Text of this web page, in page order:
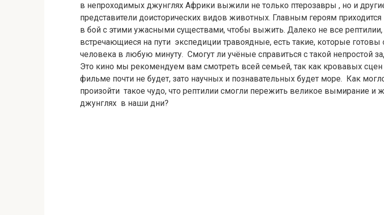
в непроходимых джунглях Африки выжили не только птерозавры , но и
представители доисторических видов животных. Главным героям приходится
в бой с этими ужасными существами, чтобы выжить. Далеко не все рептилии,
встречающиеся на пути экспедиции травоядные, есть такие, которые готовы
человека в любую минуту. Смогут ли учёные справиться с такой непростой
Это кино мы рекомендуем вам смотреть всей семьей, так как кровавых
фильме почти не будет, зато научных и познавательных будет море. Как
произойти такое чудо, что рептилии смогли пережить великое вымирание и
джунглях в наши дни?